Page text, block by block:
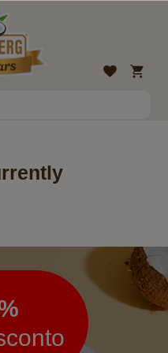
Lista